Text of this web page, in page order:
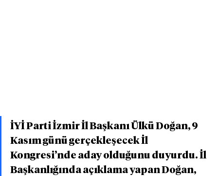
İYİ Parti İzmir İl Başkanı Ülkü Doğan, 9
Kasım günü gerçekleşecek İl
Kongresi’nde aday olduğunu duyurdu. İl
Başkanlığında açıklama yapan Doğan,